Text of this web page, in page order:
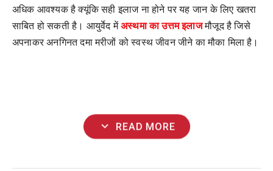
अधिक आवश्यक है क्यूंकि सही इलाज ना होने पर यह जान के लिए खतरा
साबित हो सकती है। आयुर्वेद में अस्थमा का उत्तम इलाज मौजूद है जिसे
अपनाकर अनगिनत दमा मरीजों को स्वस्थ जीवन जीने का मौका मिला है।
expand_more READ MORE